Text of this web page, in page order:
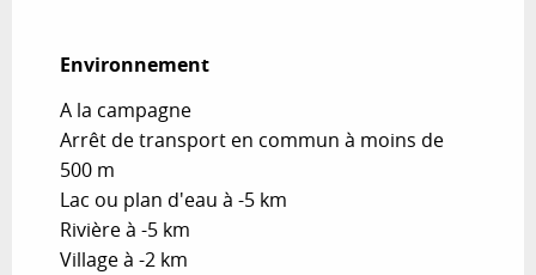
Environnement
Environnement
A la campagne
Arrêt de transport en commun à moins de
500 m
Lac ou plan d'eau à -5 km
Rivière à -5 km
Village à -2 km